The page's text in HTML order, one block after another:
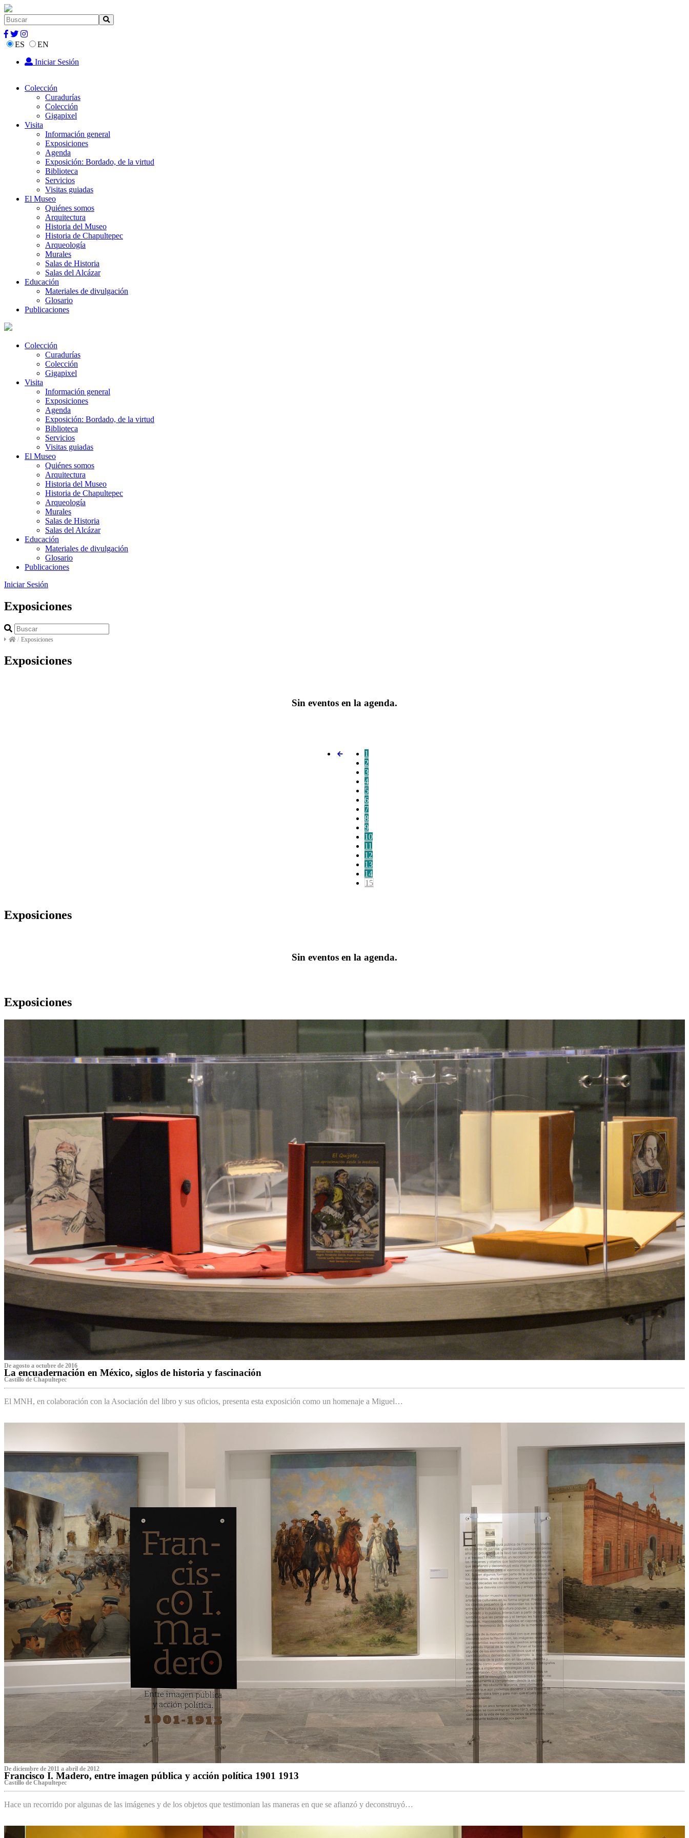
ES
EN
Iniciar Sesión
Colección
Curadurías
Colección
Gigapixel
Visita
Información general
Exposiciones
Agenda
Exposición: Bordado, de la virtud
Biblioteca
Servicios
Visitas guiadas
El Museo
Quiénes somos
Arquitectura
Historia del Museo
Historia de Chapultepec
Arqueología
Murales
Salas de Historia
Salas del Alcázar
Educación
Materiales de divulgación
Glosario
Publicaciones
Colección
Curadurías
Colección
Gigapixel
Visita
Información general
Exposiciones
Agenda
Exposición: Bordado, de la virtud
Biblioteca
Servicios
Visitas guiadas
El Museo
Quiénes somos
Arquitectura
Historia del Museo
Historia de Chapultepec
Arqueología
Murales
Salas de Historia
Salas del Alcázar
Educación
Materiales de divulgación
Glosario
Publicaciones
Iniciar Sesión
Exposiciones
/ Exposiciones
Exposiciones
Sin eventos en la agenda.
1
2
3
4
5
6
7
8
9
10
11
12
13
14
15
Exposiciones
Sin eventos en la agenda.
Exposiciones
De agosto a octubre de 2016
La encuadernación en México, siglos de historia y fascinación
Castillo de Chapultepec
El MNH, en colaboración con la Asociación del libro y sus oficios, presenta esta exposición como un homenaje a Miguel…
De diciembre de 2011 a abril de 2012
Francisco I. Madero, entre imagen pública y acción política 1901 1913
Castillo de Chapultepec
Hace un recorrido por algunas de las imágenes y de los objetos que testimonian las maneras en que se afianzó y deconstruyó…